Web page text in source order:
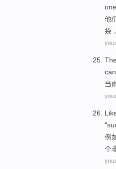
one
他
袋
当
"
例
个